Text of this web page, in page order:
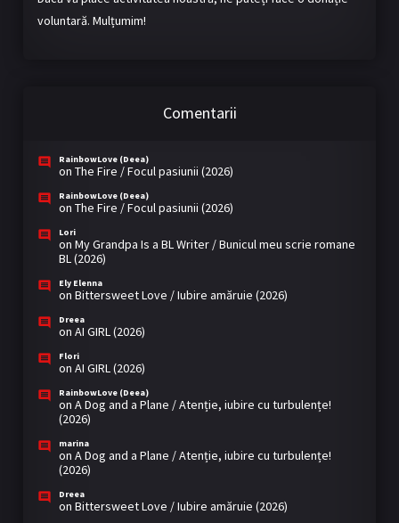
voluntară. Mulțumim!
Comentarii
RainbowLove (Deea)
on The Fire / Focul pasiunii (2026)
RainbowLove (Deea)
on The Fire / Focul pasiunii (2026)
Lori
on My Grandpa Is a BL Writer / Bunicul meu scrie romane
BL (2026)
Ely Elenna
on Bittersweet Love / Iubire amăruie (2026)
Dreea
on AI GIRL (2026)
Flori
on AI GIRL (2026)
RainbowLove (Deea)
on A Dog and a Plane / Atenție, iubire cu turbulențe!
(2026)
marina
on A Dog and a Plane / Atenție, iubire cu turbulențe!
(2026)
Dreea
on Bittersweet Love / Iubire amăruie (2026)